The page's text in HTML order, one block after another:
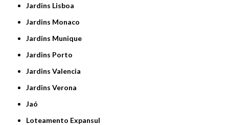
Jardins Lisboa
Jardins Monaco
Jardins Munique
Jardins Porto
Jardins Valencia
Jardins Verona
Jaó
Loteamento Expansul